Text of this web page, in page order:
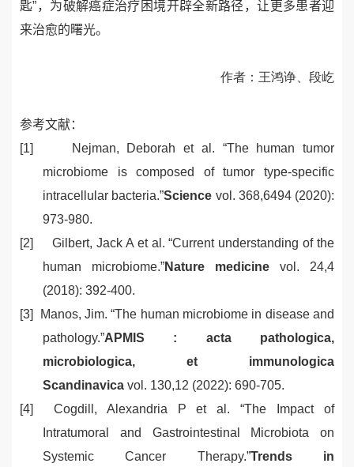
匙”，为破解癌症治疗困境开辟全新路径，让更多患者迎
来治愈的曙光。
作者：王鸿诤、段屹
参考文献：
[1]
Nejman, Deborah et al. “The human tumor
microbiome is composed of tumor type-specific
intracellular bacteria.”Science vol. 368,6494 (2020):
973-980.
[2]
Gilbert, Jack A et al.“Current understanding of the
human microbiome.”Nature medicine vol. 24,4
(2018): 392-400.
[3]
Manos, Jim.“The human microbiome in disease and
pathology.”APMIS : acta pathologica,
microbiologica, et immunologica
Scandinavica vol. 130,12 (2022): 690-705.
[4]
Cogdill, Alexandria P et al.“The Impact of
Intratumoral and Gastrointestinal Microbiota on
Systemic Cancer Therapy.”Trends in